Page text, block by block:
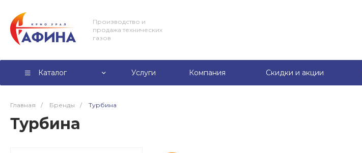
Производство и
продажа технических
газов
Каталог Услуги Компания Скидки и акции
Главная / Бренды / Турбина
Турбина